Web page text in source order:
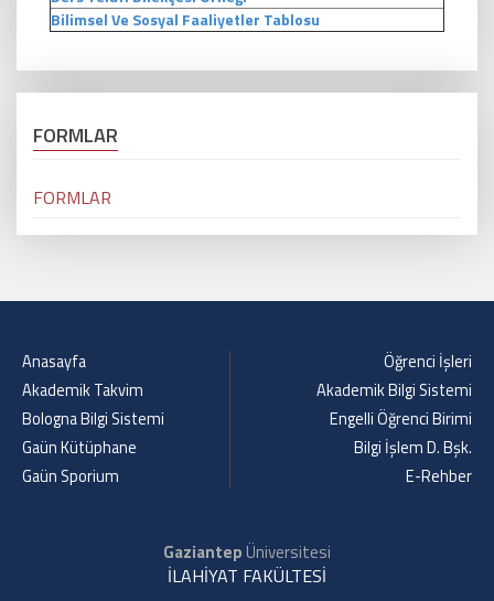
Bilimsel Ve Sosyal Faaliyetler Tablosu
FORMLAR
FORMLAR
Anasayfa
Akademik Takvim
Bologna Bilgi Sistemi
Gaün Kütüphane
Gaün Sporium
Öğrenci İşleri
Akademik Bilgi Sistemi
Engelli Öğrenci Birimi
Bilgi İşlem D. Bşk.
E-Rehber
GaziantepÜniversitesi
İLAHİYAT FAKÜLTESİ